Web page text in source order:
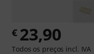
€ 23,90
Todos os preços incl. IVA